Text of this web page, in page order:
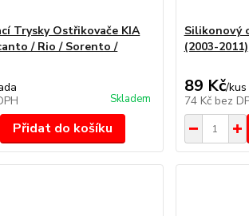
Trysky Ostřikovače KIA
/ Rio / Sorento /
Skladem
Přidat do košíku
Silikonový
(2003-2011)
89 Kč/kus
74 Kč bez